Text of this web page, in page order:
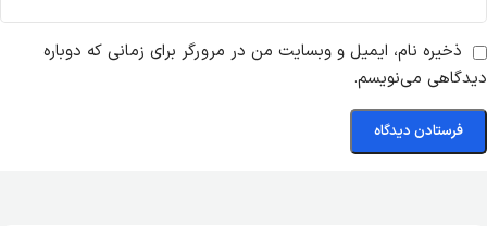
ذخیره نام، ایمیل و وبسایت من در مرورگر برای زمانی که دوباره
دیدگاهی می‌نویسم.